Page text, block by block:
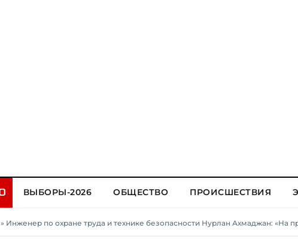
ВЫБОРЫ-2026 ОБЩЕСТВО ПРОИСШЕСТВИЯ
» Инженер по охране труда и технике безопасности Нурлан Ахмаджан: «На